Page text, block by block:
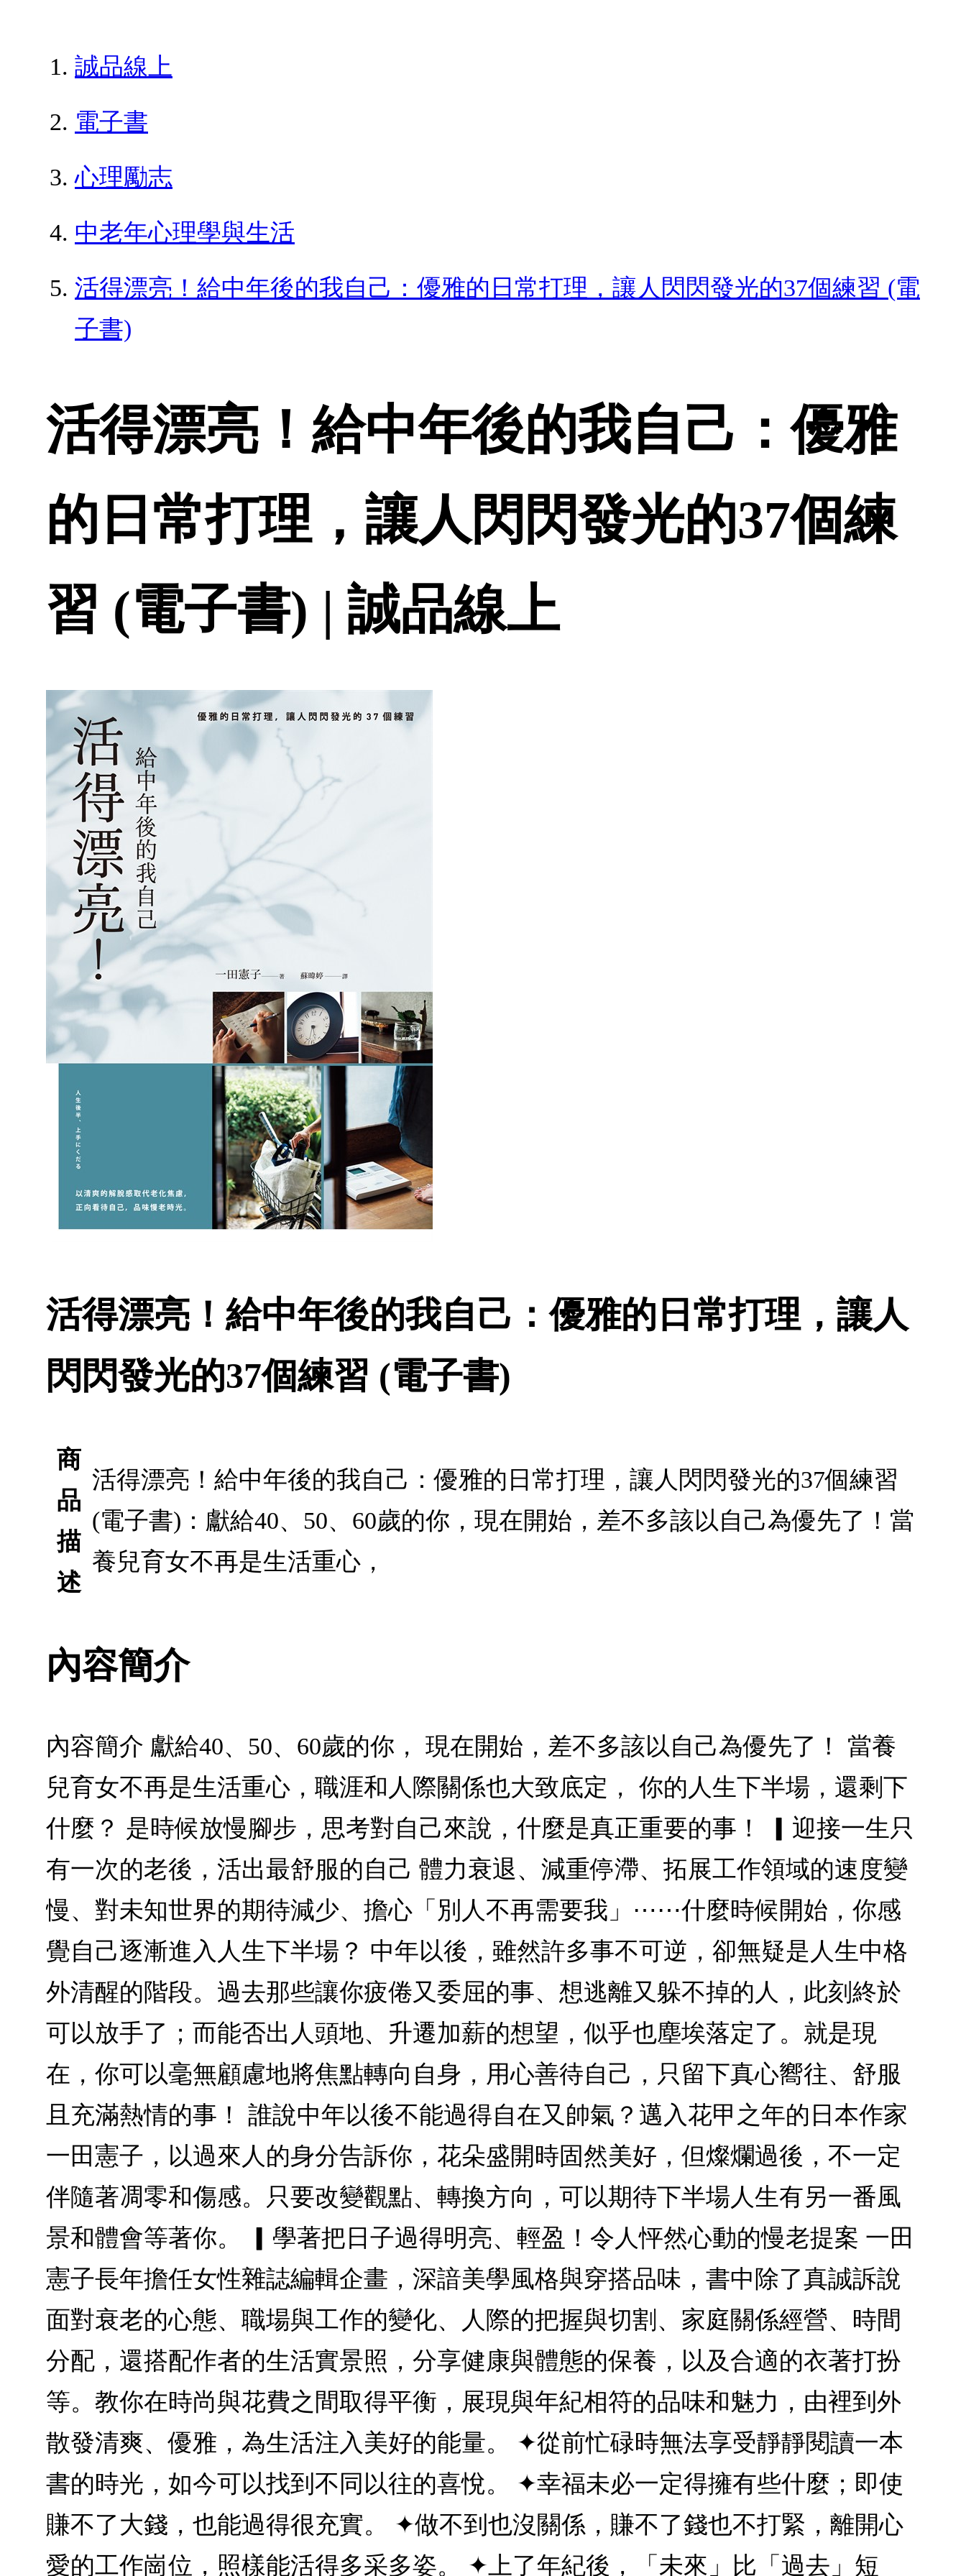
誠品線上
電子書
心理勵志
中老年心理學與生活
活得漂亮！給中年後的我自己：優雅的日常打理，讓人閃閃發光的37個練習 (電
子書)
活得漂亮！給中年後的我自己：優雅
的日常打理，讓人閃閃發光的37個練
習 (電子書) | 誠品線上
活得漂亮！給中年後的我自己：優雅的日常打理，讓人
閃閃發光的37個練習 (電子書)
商
品
描
述
活得漂亮！給中年後的我自己：優雅的日常打理，讓人閃閃發光的37個練習
(電子書)：獻給40、50、60歲的你，現在開始，差不多該以自己為優先了！當
養兒育女不再是生活重心，
內容簡介
內容簡介 獻給40、50、60歲的你， 現在開始，差不多該以自己為優先了！ 當養
兒育女不再是生活重心，職涯和人際關係也大致底定， 你的人生下半場，還剩下
什麼？ 是時候放慢腳步，思考對自己來說，什麼是真正重要的事！ ▎迎接一生只
有一次的老後，活出最舒服的自己 體力衰退、減重停滯、拓展工作領域的速度變
慢、對未知世界的期待減少、擔心「別人不再需要我」⋯⋯什麼時候開始，你感
覺自己逐漸進入人生下半場？ 中年以後，雖然許多事不可逆，卻無疑是人生中格
外清醒的階段。過去那些讓你疲倦又委屈的事、想逃離又躲不掉的人，此刻終於
可以放手了；而能否出人頭地、升遷加薪的想望，似乎也塵埃落定了。就是現
在，你可以毫無顧慮地將焦點轉向自身，用心善待自己，只留下真心嚮往、舒服
且充滿熱情的事！ 誰說中年以後不能過得自在又帥氣？邁入花甲之年的日本作家
一田憲子，以過來人的身分告訴你，花朵盛開時固然美好，但燦爛過後，不一定
伴隨著凋零和傷感。只要改變觀點、轉換方向，可以期待下半場人生有另一番風
景和體會等著你。 ▎學著把日子過得明亮、輕盈！令人怦然心動的慢老提案 一田
憲子長年擔任女性雜誌編輯企畫，深諳美學風格與穿搭品味，書中除了真誠訴說
面對衰老的心態、職場與工作的變化、人際的把握與切割、家庭關係經營、時間
分配，還搭配作者的生活實景照，分享健康與體態的保養，以及合適的衣著打扮
等。教你在時尚與花費之間取得平衡，展現與年紀相符的品味和魅力，由裡到外
散發清爽、優雅，為生活注入美好的能量。 ✦從前忙碌時無法享受靜靜閱讀一本
書的時光，如今可以找到不同以往的喜悅。 ✦幸福未必一定得擁有些什麼；即使
賺不了大錢，也能過得很充實。 ✦做不到也沒關係，賺不了錢也不打緊，離開心
愛的工作崗位，照樣能活得多采多姿。 ✦上了年紀後，「未來」比「過去」短